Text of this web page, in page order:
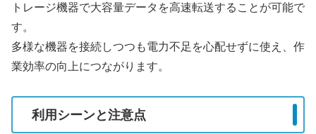
トレージ機器で大容量データを高速転送することが可能で
す。
多様な機器を接続しつつも電力不足を心配せずに使え、作
業効率の向上につながります。
利用シーンと注意点